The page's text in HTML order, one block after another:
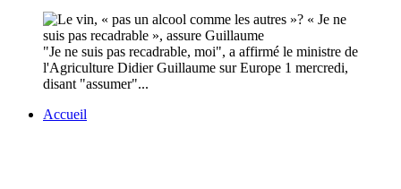
"Je ne suis pas recadrable, moi", a affirmé le ministre de
l'Agriculture Didier Guillaume sur Europe 1 mercredi,
disant "assumer"...
Accueil